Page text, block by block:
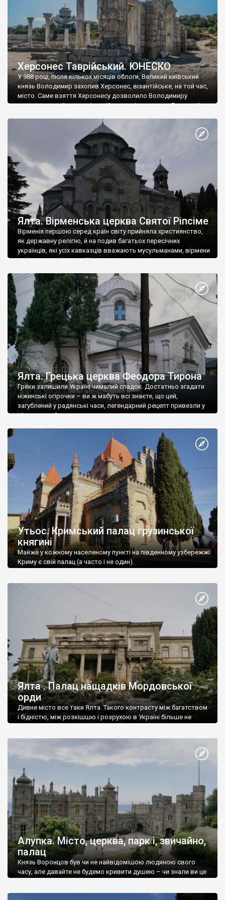
Херсонес Таврійський. ЮНЕСКО
У 988 році, після кількох місяців облоги, Великий київський
князь Володимир захопив Херсонес, візантійське, на той час,
місто. Саме взяття Херсонесу дозволило Володимиру
диктувати свої умови візантійському імператору Василю ІІ, та
Херсонесі Володимир-язичник, став Василем-християнином.
А потім було Хрещення Русі. На честь Херсонесу Таврійського
Ялта. Вірменська церква Святої Ріпсіме
Вірменія першою серед країн світу прийняла християнство,
як державну релігію, й на подив багатьох пересічних
українців, які усіх кавказців вважають мусульманами, вірмени
є відданими вірянами Христа
Ялта. Грецька церква Феодора Тирона
Греки залишили Україні чималий спадок. Достатньо згадати
ніжинські огірочки – ви ж мабуть всі знаєте, що цей,
загублений у радянські часи, легендарний рецепт привезли у
Ніжин греки?
Утьос. Кримський палац грузинської
княгині
Майже у кожному населеному пункті на південному узбережжі
Криму є свій палац (а часто і не один).
Ялта . Палац нащадків Мордовської
орди
Дивне місто все таки Ялта. Такого контрасту між багатством
і бідністю, між розкішшю і розрухою в Україні більше не
Алупка. Місто, церква, парк і, звичайно,
палац
Князь Воронцов був чи не найвідомішою людиною свого
часу, але давайте не будемо кривити душею – чи знали ви це